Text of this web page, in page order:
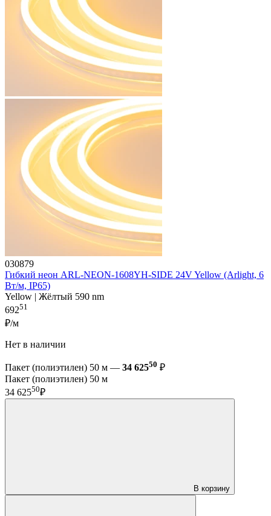
030879
Гибкий неон ARL-NEON-1608YH-SIDE 24V Yellow (Arlight, 6
Вт/м, IP65)
Yellow | Жёлтый 590 nm
69251
₽/м
Нет в наличии
Пакет (полиэтилен) 50 м — 34 62550 ₽
Пакет (полиэтилен) 50 м
34 62550₽
В корзину